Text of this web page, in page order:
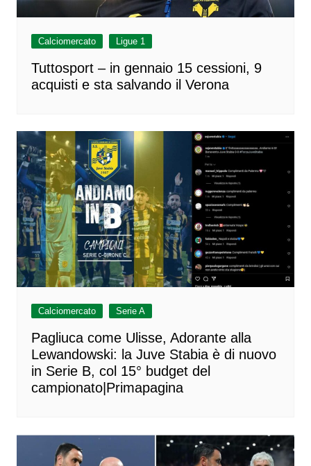
Calciomercato Ligue 1
Tuttosport – in gennaio 15 cessioni, 9
acquisti e sta salvando il Verona
Calciomercato Serie A
Pagliuca come Ulisse, Adorante alla
Lewandowski: la Juve Stabia è di nuovo
in Serie B, col 15° budget del
campionato|Primapagina